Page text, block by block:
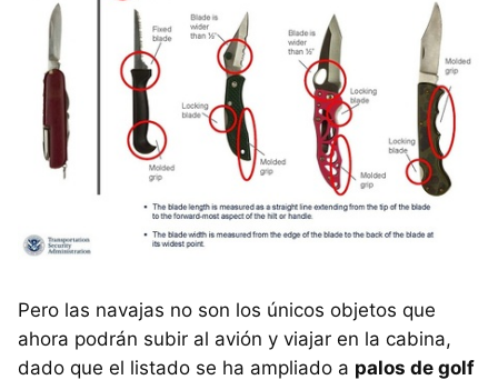
Pero las navajas no son los únicos objetos que
ahora podrán subir al avión y viajar en la cabina,
dado que el listado se ha ampliado a palos de golf